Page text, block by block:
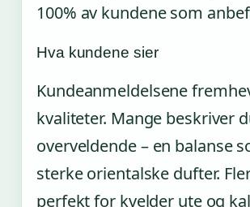
100% av kundene som
Hva kundene sier
Kundeanmeldelsene
kvaliteter. Mange beskriver
overveldende – en balanse
sterke orientalske dufter.
perfekt for kvelder ute og